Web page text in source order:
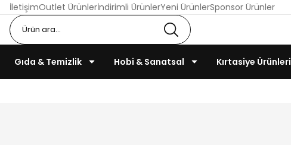
İletişimOutlet Ürünlerİndirimli ÜrünlerYeni ÜrünlerSponsor Ürünler
Gıda & Temizlik Hobi & Sanatsal Kırtasiye Ürünleri